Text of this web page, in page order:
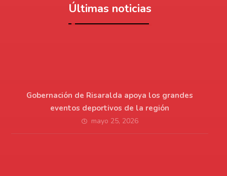
Últimas noticias
Gobernación de Risaralda apoya los grandes
eventos deportivos de la región
mayo 25, 2026